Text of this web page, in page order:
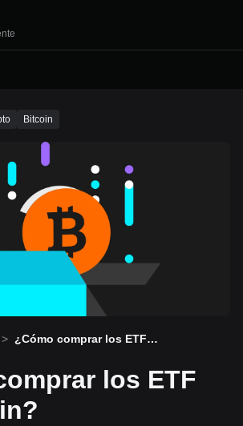
Bitcoin
> ¿Cómo comprar los ETF d
los ETF